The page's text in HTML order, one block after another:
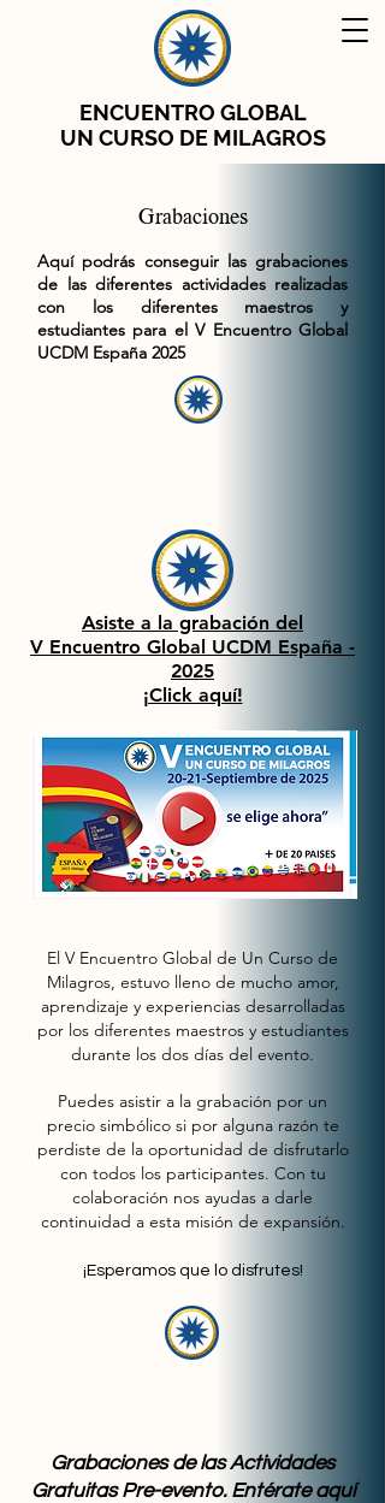
ENCUENTRO GLOBAL
UN CURSO DE MILAGROS
Grabaciones
Aquí podrás conseguir las grabaciones
de las diferentes actividades realizadas
con los diferentes maestros y
estudiantes para el V Encuentro Global
UCDM España 2025
Asiste a la grabación del
V Encuentro Global UCDM España -
2025
¡Click aquí!
El V Encuentro Global de Un Curso de
Milagros, estuvo lleno de mucho amor,
aprendizaje y experiencias desarrolladas
por los diferentes maestros y estudiantes
durante los dos días del evento.
Puedes asistir a la grabación por un
precio simbólico si por alguna razón te
perdiste de la oportunidad de disfrutarlo
con todos los participantes. Con tu
colaboración nos ayudas a darle
continuidad a esta misión de expansión.
¡Esperamos que lo disfrutes!
Grabaciones de las Actividades
Gratuitas Pre-evento. Entérate aquí